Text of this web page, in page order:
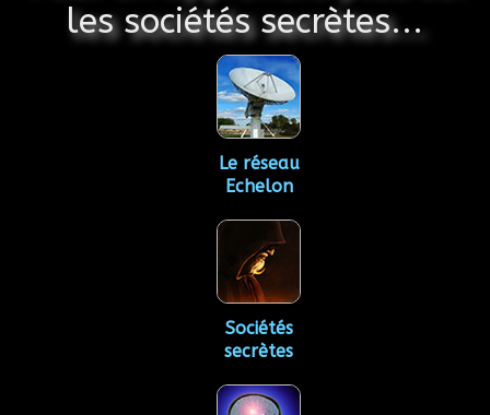
les sociétés secrètes...
Le réseau
Echelon
Sociétés
secrètes